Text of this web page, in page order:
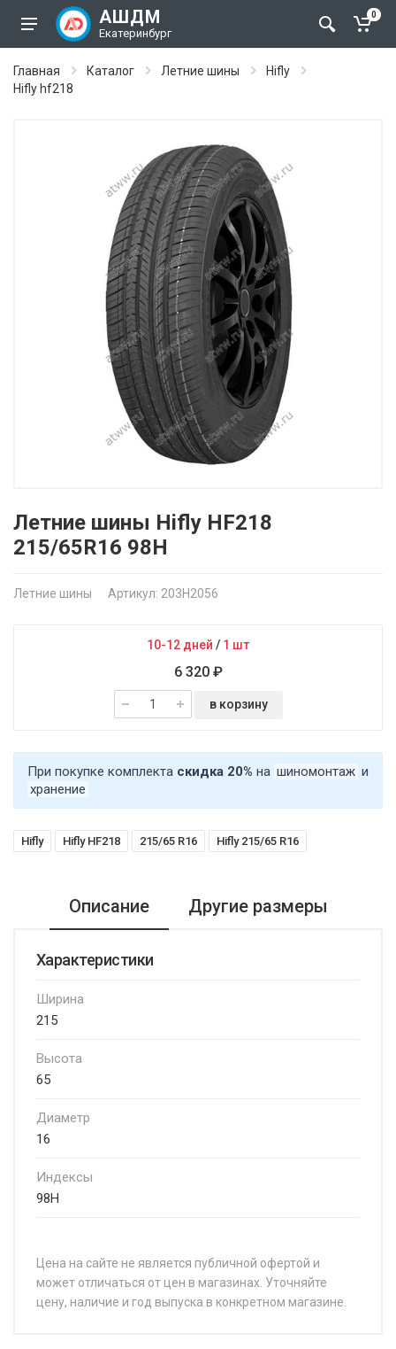
АШДМ
Екатеринбург
0
Главная Каталог Летние шины
Hifly
Hifly hf218
Летние шины Hifly HF218
215/65R16 98H
Летние шины Артикул: 203H2056
10-12 дней / 1 шт
6 320 ₽
в корзину
При покупке комплекта скидка 20% на шиномонтаж и
хранение
Hifly Hifly HF218 215/65 R16 Hifly 215/65 R16
Описание Другие размеры
Характеристики
Ширина
215
Высота
65
Диаметр
16
Индексы
98H
Цена на сайте не является публичной офертой и
может отличаться от цен в магазинах. Уточняйте
цену, наличие и год выпуска в конкретном магазине.